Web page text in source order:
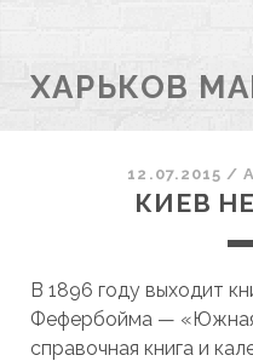
ХАРЬКОВ
12.07.2015 /
КИЕВ
В 1896 году выходит
Фефербойма — «Южная
справочная книга и